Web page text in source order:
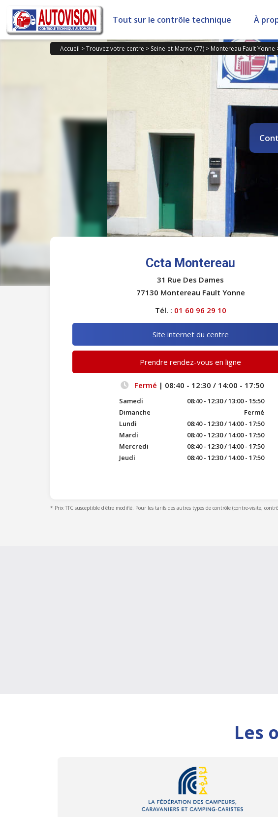
Panneau de gestion des cookies
Tout sur le contrôle technique À
Accueil >Trouvez votre centre > Seine-et-Marne (77) > Montereau Fault Yonne
Ccta Montereau
31 Rue Des Dames
77130 Montereau Fault Yonne
Tél. : 01 60 96 29 10
Site internet du centre
Prendre rendez-vous en ligne
Fermé | 08:40 - 12:30 / 14:00 - 17:50
Samedi
08:40 - 12:30 / 13:00 - 15:50
Dimanche
Fermé
Lundi
08:40 - 12:30 / 14:00 - 17:50
Mardi
08:40 - 12:30 / 14:00 - 17:50
Mercredi
08:40 - 12:30 / 14:00 - 17:50
Jeudi
08:40 - 12:30 / 14:00 - 17:50
* Prix TTC susceptible d'être modifié. Pour les tarifs des autres types de contrôle (contre-visite,
Les